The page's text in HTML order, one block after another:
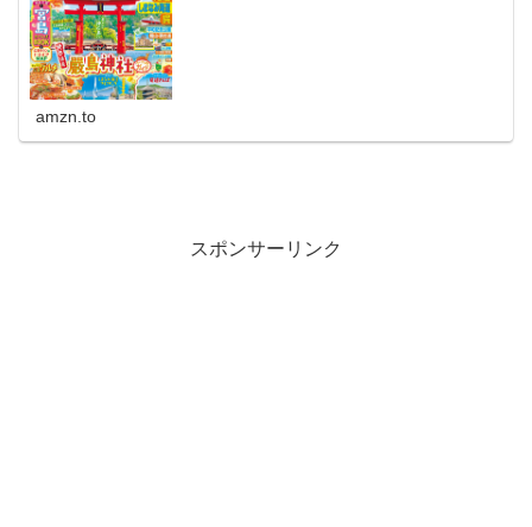
amzn.to
スポンサーリンク